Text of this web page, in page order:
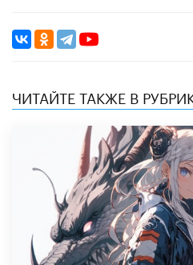
ЧИТАЙТЕ ТАКЖЕ В